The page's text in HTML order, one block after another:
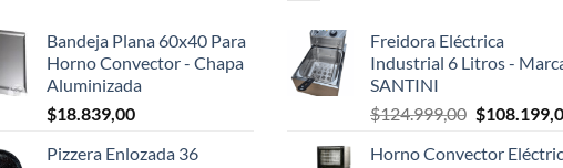
Bandeja Plana 60x40 Para
Horno Convector - Chapa
Aluminizada
$18.839,00
Pizzera Enlozada 36
Freidora Eléctrica
Industrial 6 Litros -
SANTINI
$124.999,00 El
original
$
Horno Convector